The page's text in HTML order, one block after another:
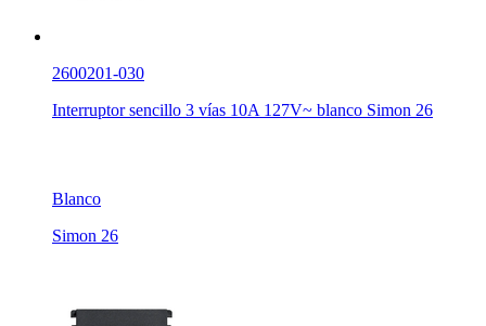
2600201-030
Interruptor sencillo 3 vías 10A 127V~ blanco Simon 26
Blanco
Simon 26